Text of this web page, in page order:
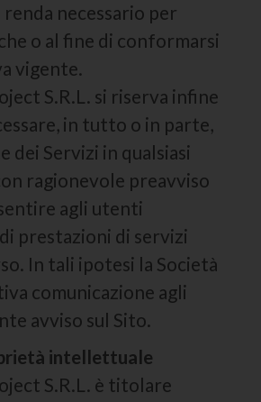
necessario per
o al fine di conformarsi
vigente.
S.R.L. si riserva infine
in tutto o in parte,
dei Servizi in qualsiasi
ragionevole preavviso
agli utenti
prestazioni di servizi
In tali ipotesi la Società
comunicazione agli
avviso sul Sito.
intellettuale
S.R.L. è titolare